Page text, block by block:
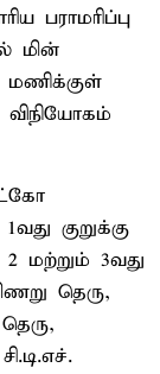
பராமரிப்பு
மின்
மணிக்குள்
விநியோகம்
குறுக்கு
மற்றும் 3வது
தெரு,